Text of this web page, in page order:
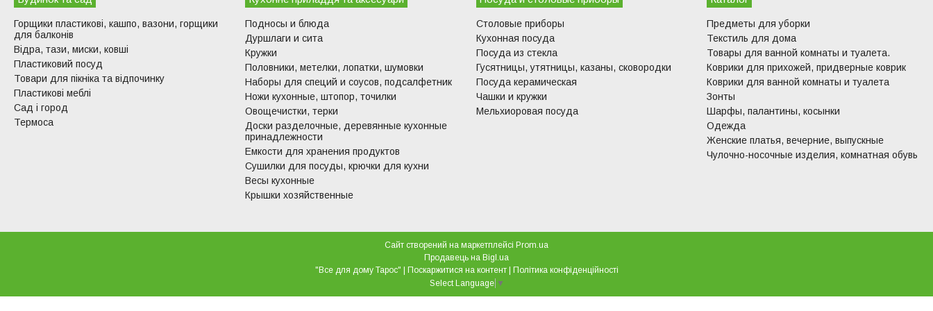
Горщики пластикові, кашпо, вазони, горщики
для балконів
Відра, тази, миски, ковші
Пластиковий посуд
Товари для пікніка та відпочинку
Пластикові меблі
Сад і город
Термоса
Подносы и блюда
Дуршлаги и сита
Кружки
Половники, метелки, лопатки, шумовки
Наборы для специй и соусов, подсалфетник
Ножи кухонные, штопор, точилки
Овощечистки, терки
Доски разделочные, деревянные кухонные
принадлежности
Емкости для хранения продуктов
Сушилки для посуды, крючки для кухни
Весы кухонные
Крышки хозяйственные
Столовые приборы
Кухонная посуда
Посуда из стекла
Гусятницы, утятницы, казаны, сковородки
Посуда керамическая
Чашки и кружки
Мельхиоровая посуда
Предметы для уборки
Текстиль для дома
Товары для ванной комнаты и туалета.
Коврики для прихожей, придверные коврик
Коврики для ванной комнаты и туалета
Зонты
Шарфы, палантины, косынки
Одежда
Женские платья, вечерние, выпускные
Чулочно-носочные изделия, комнатная обувь
Сайт створений на маркетплейсі Prom.ua
Продавець на Bigl.ua
Поскаржитися на контент
Політика конфіденційності
Select Language ▼